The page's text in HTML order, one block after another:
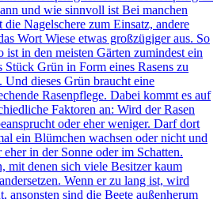
und wie sinnvoll ist Bei manchen
die Nagelschere zum Einsatz, andere
Wort Wiese etwas großzügiger aus. So
ist in den meisten Gärten zumindest ein
Stück Grün in Form eines Rasens zu
Und dieses Grün braucht eine
Rasenpflege. Dabei kommt es auf
Faktoren an: Wird der Rasen
oder eher weniger. Darf dort
ein Blümchen wachsen oder nicht und
eher in der Sonne oder im Schatten.
mit denen sich viele Besitzer kaum
Wenn er zu lang ist, wird
ansonsten sind die Beete außenherum